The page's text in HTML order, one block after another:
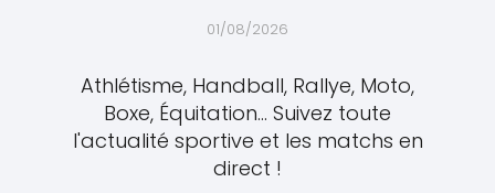
01/08/2026
Athlétisme, Handball, Rallye, Moto,
Boxe, Équitation... Suivez toute
l'actualité sportive et les matchs en
direct !